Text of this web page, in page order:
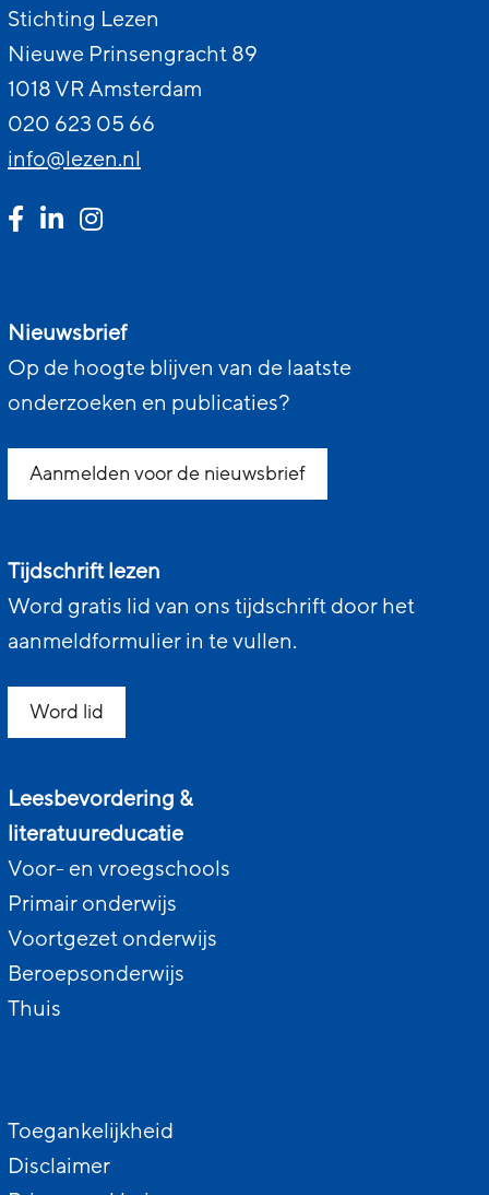
Stichting Lezen
Nieuwe Prinsengracht 89
1018 VR Amsterdam
020 623 05 66
info@lezen.nl
Nieuwsbrief
Op de hoogte blijven van de laatste
onderzoeken en publicaties?
Aanmelden voor de nieuwsbrief
Tijdschrift lezen
Word gratis lid van ons tijdschrift door het
aanmeldformulier in te vullen.
Word lid
Leesbevordering &
literatuureducatie
Voor- en vroegschools
Primair onderwijs
Voortgezet onderwijs
Beroepsonderwijs
Thuis
Toegankelijkheid
Disclaimer